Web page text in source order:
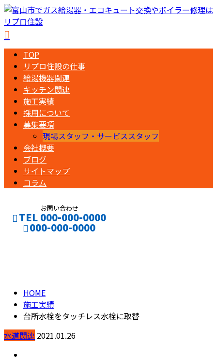
TOP
リプロ住設の仕事
給湯機器関連
キッチン関連
施工実績
採用について
募集要項
現場スタッフ・サービススタッフ
会社概要
ブログ
サイトマップ
コラム
お問い合わせ
TEL 000-000-0000
000-000-0000
HOME
施工実績
台所水栓をタッチレス水栓に取替
水道関連 2021.01.26